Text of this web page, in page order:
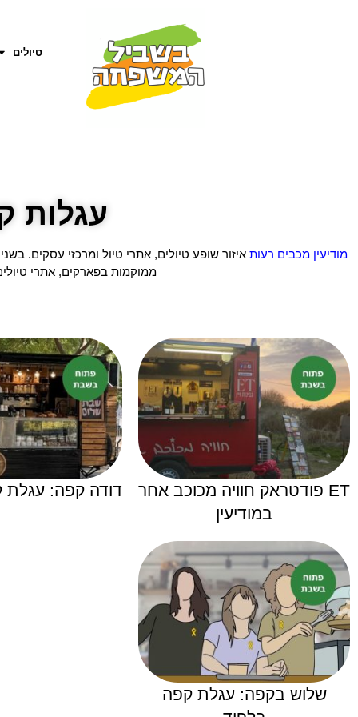
טיולים
עגלות
מודיעין מכבים רעות איזור שופע טיולים, אתרי טיול ומרכזי עסקים.
ממוקמות בפארקים, אתרי
ET פודטראק חוויה מכוכב אחר
במודיעין
דודה קפה: עגלת
שלוש בקפה: עגלת קפה